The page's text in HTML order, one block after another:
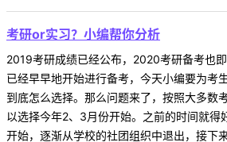
考研or实习？小编帮你分析
2019考研成绩已经公布，2020考研备考也
已经早早地开始进行备考，今天小编要为考
到底怎么选择。那么问题来了，按照大多数
以选择今年2、3月份开始。之前的时间就得
开始，逐渐从学校的社团组织中退出，接下